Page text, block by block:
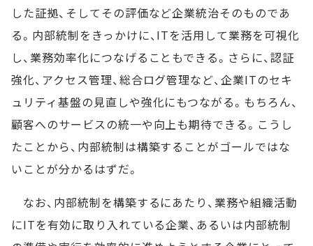
した証拠、そしてその評価など企業統治そのものであ
る。内部統制をきっかけに、ITを活用して業務を可視化
し、業務効率化につなげることもできる。さらに、認証
強化、アクセス管理、総合ログ管理など、企業ITのセキ
ュリティ基盤の見直しや強化にもつながる。もちろん、
顧客へのサービスの統一や向上も期待できる。こうし
たことから、内部統制は構築することがゴールではな
いことが分かるはずだ。
なお、内部統制を構築するにあたり、業務や組織活動
にITを有効に取り入れている企業、あるいは内部統制